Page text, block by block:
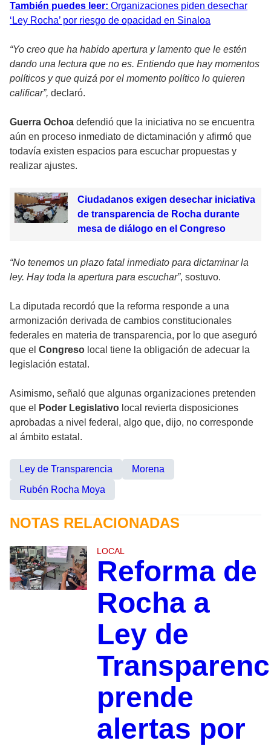
También puedes leer: Organizaciones piden desechar
‘Ley Rocha’ por riesgo de opacidad en Sinaloa
“Yo creo que ha habido apertura y lamento que le estén
dando una lectura que no es. Entiendo que hay momentos
políticos y que quizá por el momento político lo quieren
calificar”, declaró.
Guerra Ochoa defendió que la iniciativa no se encuentra
aún en proceso inmediato de dictaminación y afirmó que
todavía existen espacios para escuchar propuestas y
realizar ajustes.
Ciudadanos exigen desechar iniciativa
de transparencia de Rocha durante
mesa de diálogo en el Congreso
“No tenemos un plazo fatal inmediato para dictaminar la
ley. Hay toda la apertura para escuchar”, sostuvo.
La diputada recordó que la reforma responde a una
armonización derivada de cambios constitucionales
federales en materia de transparencia, por lo que aseguró
que el Congreso local tiene la obligación de adecuar la
legislación estatal.
Asimismo, señaló que algunas organizaciones pretenden
que el
Poder Legislativo local revierta disposiciones
aprobadas a nivel federal, algo que, dijo, no corresponde
al ámbito estatal.
Ley de Transparencia
Morena
Rubén Rocha Moya
NOTAS RELACIONADAS
LOCAL
Reforma de
Rocha a
Ley de
prende
alertas por